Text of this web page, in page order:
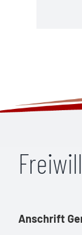
Anschrift